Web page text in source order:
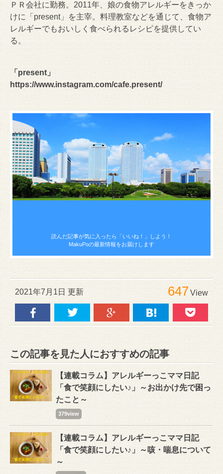
ＰＲ会社に勤務。2011年、娘の食物アレルギーをきっか
けに「present」を主宰。料理教室などを通じて、食物ア
レルギーでもおいしく食べられるレシピを提供してい
る。
「present」
https://www.instagram.com/cafe.present/
読んだ記事が気に入ったら 「いいね！」しよう！
MakuPoの最新情報をお届けします
2021年7月1日 更新 647View
この記事を見た人におすすめの記事
【連載コラム】アレルギーっこママ日記
「食で笑顔にしたい♪」～お出かけ先で困っ
たこと～
379view
【連載コラム】アレルギーっこママ日記
「食で笑顔にしたい♪」～咳・喘息について
～